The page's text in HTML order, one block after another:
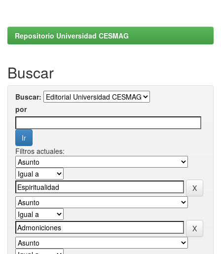
Repositorio Universidad CESMAG
Buscar
Buscar:
por
Filtros actuales: